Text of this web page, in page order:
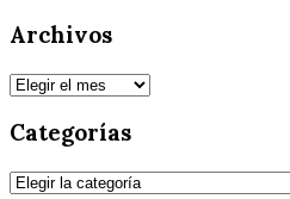
Archivos
Archivos
Categorías
Categorías